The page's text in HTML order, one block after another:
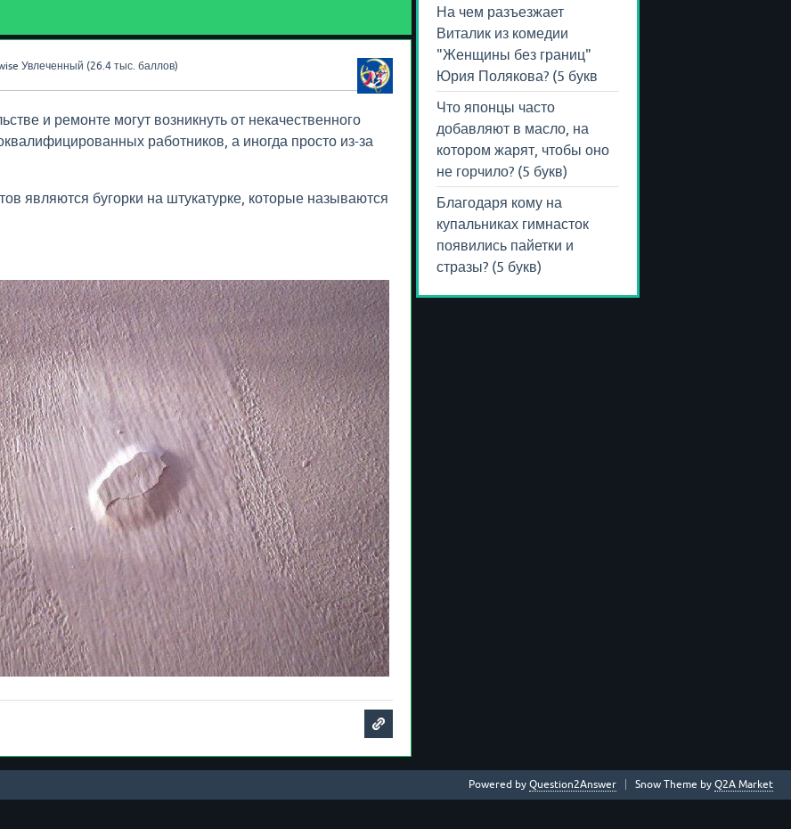
Увлеченный (26.4 тыс.баллов)
и ремонте могут возникнуть от некачественного
работников, а иногда просто из-за
являются бугорки на штукатурке, которые называются
На чем разъезжает
Виталик из комедии
"Женщины без границ"
Юрия Полякова? (5 букв
Что японцы часто
добавляют в масло, на
котором жарят, чтобы оно
не горчило? (5 букв)
Благодаря кому на
купальниках гимнасток
появились пайетки и
стразы? (5 букв)
Snow Theme by Q2A Market
Powered by Question2Answer